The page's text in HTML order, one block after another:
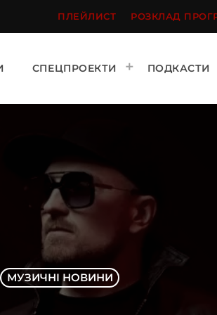
ПЛЕЙЛИСТ РОЗКЛАД
СПЕЦПРОЕКТИ ПОДКАСТИ
МУЗИЧНІ НОВИНИ